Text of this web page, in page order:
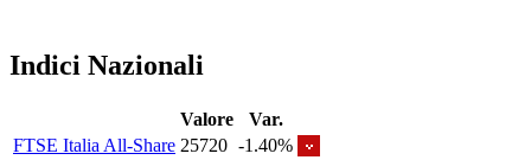
Indici Nazionali
Valore
Var.
FTSE Italia All-Share 25720 -1.40%